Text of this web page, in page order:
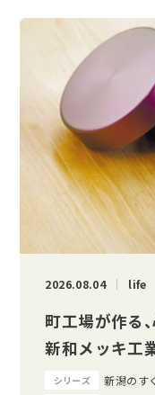
2026.08.04 life
町工場が作る
新和メッキ工
シリーズ 新潟のす